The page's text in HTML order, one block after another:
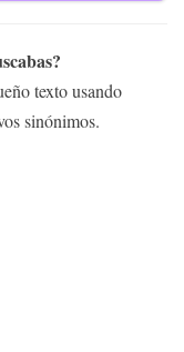
texto usando
sinónimos.